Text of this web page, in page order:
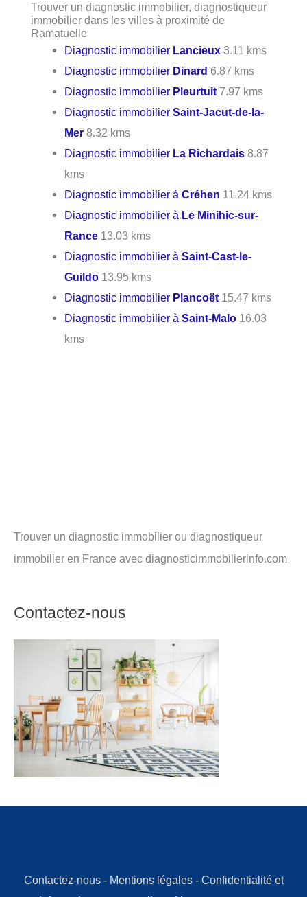
Trouver un diagnostic immobilier, diagnostiqueur
immobilier dans les villes à proximité de
Ramatuelle
Diagnostic immobilier Lancieux 3.11 kms
Diagnostic immobilier Dinard 6.87 kms
Diagnostic immobilier Pleurtuit 7.97 kms
Diagnostic immobilierSaint-Jacut-de-la-
Mer 8.32 kms
Diagnostic immobilier La Richardais 8.87
kms
Diagnostic immobilier àCréhen 11.24 kms
Diagnostic immobilier à Le Minihic-sur-
Rance 13.03 kms
Diagnostic immobilier àSaint-Cast-le-
Guildo 13.95 kms
Diagnostic immobilier Plancoët 15.47 kms
Diagnostic immobilier àSaint-Malo 16.03
kms
Trouver un diagnostic immobilier ou diagnostiqueur
immobilier en France avec diagnosticimmobilierinfo.com
Contactez-nous
Contactez-nous- Mentions légales- Confidentialité et